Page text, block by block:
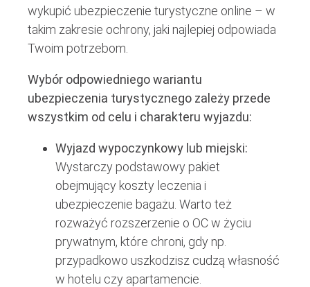
wykupić ubezpieczenie turystyczne online – w
takim zakresie ochrony, jaki najlepiej odpowiada
Twoim potrzebom.
Wybór odpowiedniego wariantu
ubezpieczenia turystycznego zależy przede
wszystkim od celu i charakteru wyjazdu:
Wyjazd wypoczynkowy lub miejski:
Wystarczy podstawowy pakiet
obejmujący koszty leczenia i
ubezpieczenie bagażu. Warto też
rozważyć rozszerzenie o OC w życiu
prywatnym, które chroni, gdy np.
przypadkowo uszkodzisz cudzą własność
w hotelu czy apartamencie.